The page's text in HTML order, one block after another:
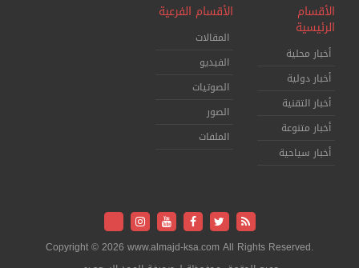
الأقسام
الرئيسية
أخبار محلية
أخبار دولية
أخبار التقنية
أخبار متنوعة
أخبار سياحية
الأقسام الفرعية
المقالات
الفيديو
الصوتيات
الصور
الملفات
Copyright © 2026 www.almajd-ksa.com All Rights Reserved.